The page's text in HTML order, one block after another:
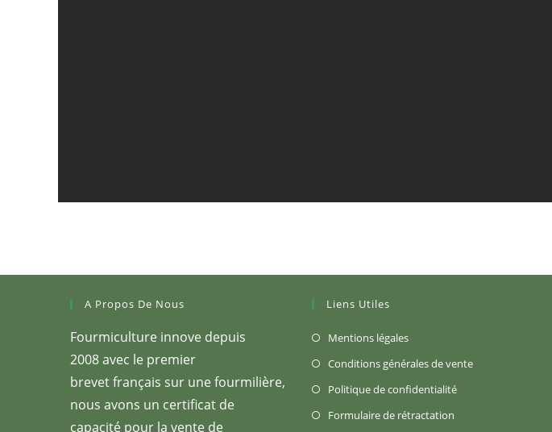
A Propos De Nous
Fourmiculture innove depuis
2008 avec le premier
brevet français sur une fourmilière,
nous avons un certificat de
capacité pour la vente de
Liens Utiles
Mentions légalesS’ouvre
nouvel
onglet
Conditions générales de venteS’ouvre
Politique de confidentialitéS’ouvre
Formulaire de rétractation